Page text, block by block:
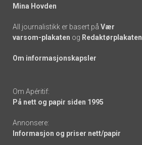
Mina Hovden
All journalistikk er basert på Vær
varsom-plakaten og Redaktørplakaten
Om informasjonskapsler
Om Apéritif:
På nett og papir siden 1995
Annonsere:
Informasjon og priser nett/papir